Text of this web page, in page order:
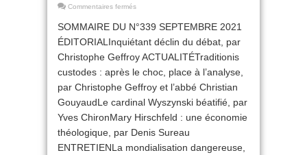
Commentaires fermés
n°339
Septembre
SOMMAIRE DU N°339 SEPTEMBRE 2021
ÉDITORIALInquiétant déclin du débat, par
Christophe Geffroy ACTUALITÉTraditionis
custodes : après le choc, place à l’analyse,
par Christophe Geffroy et l’abbé Christian
GouyaudLe cardinal Wyszynski béatifié, par
Yves ChironMary Hirschfeld : une économie
théologique, par Denis Sureau
ENTRETIENLa mondialisation dangereuse,